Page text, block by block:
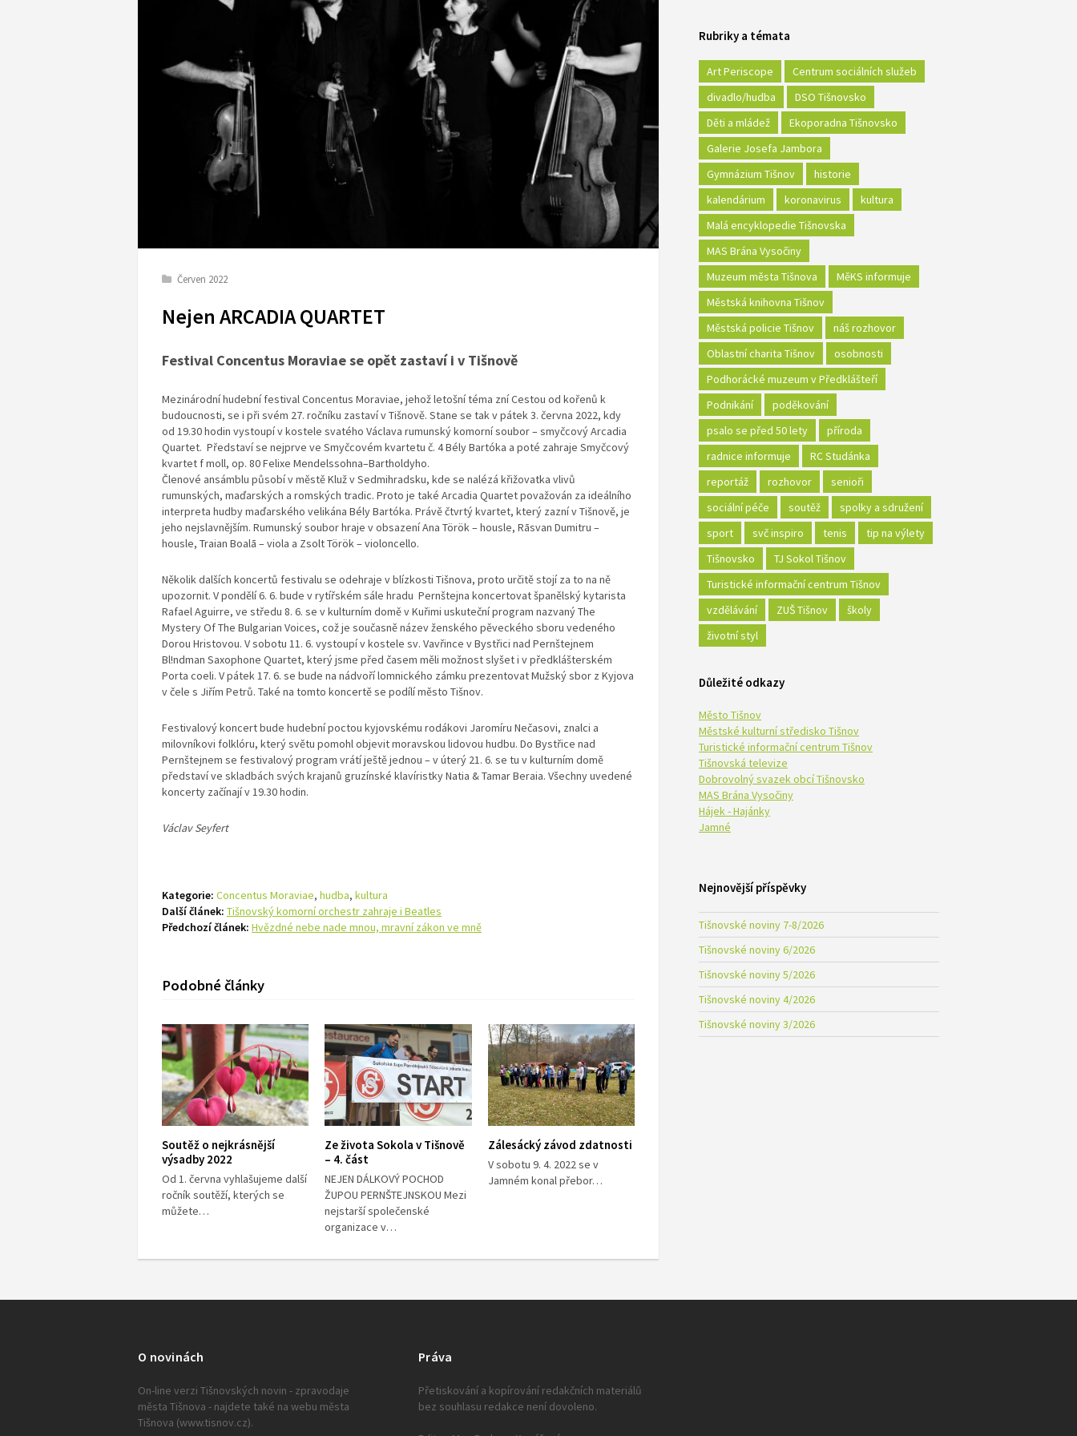
Červen 2022
Nejen ARCADIA QUARTET
Festival Concentus Moraviae se opět zastaví i v Tišnově
Mezinárodní hudební festival Concentus Moraviae, jehož letošní téma zní Cestou od kořenů k
budoucnosti, se i při svém 27. ročníku zastaví v Tišnově. Stane se tak v pátek 3. června 2022, kdy
od 19.30 hodin vystoupí v kostele svatého Václava rumunský komorní soubor – smyčcový Arcadia
Quartet. Představí se nejprve ve Smyčcovém kvartetu č. 4 Bély Bartóka a poté zahraje Smyčcový
kvartet f moll, op. 80 Felixe Mendelssohna–Bartholdyho.
Členové ansámblu působí v městě Kluž v Sedmihradsku, kde se nalézá křižovatka vlivů
rumunských, maďarských a romských tradic. Proto je také Arcadia Quartet považován za ideálního
interpreta hudby maďarského velikána Bély Bartóka. Právě čtvrtý kvartet, který zazní v Tišnově, je
jeho nejslavnějším. Rumunský soubor hraje v obsazení Ana Török – housle, Rāsvan Dumitru –
housle, Traian Boalā – viola a Zsolt Török – violoncello.
Několik dalších koncertů festivalu se odehraje v blízkosti Tišnova, proto určitě stojí za to na ně
upozornit. V pondělí 6. 6. bude v rytířském sále hradu Pernštejna koncertovat španělský kytarista
Rafael Aguirre, ve středu 8. 6. se v kulturním domě v Kuřimi uskuteční program nazvaný The
Mystery Of The Bulgarian Voices, což je současně název ženského pěveckého sboru vedeného
Dorou Hristovou. V sobotu 11. 6. vystoupí v kostele sv. Vavřince v Bystřici nad Pernštejnem
Bl!ndman Saxophone Quartet, který jsme před časem měli možnost slyšet i v předklášterském
Porta coeli. V pátek 17. 6. se bude na nádvoří lomnického zámku prezentovat Mužský sbor z Kyjova
v čele s Jiřím Petrů. Také na tomto koncertě se podílí město Tišnov.
Festivalový koncert bude hudební poctou kyjovskému rodákovi Jaromíru Nečasovi, znalci a
milovníkovi folklóru, který světu pomohl objevit moravskou lidovou hudbu. Do Bystřice nad
Pernštejnem se festivalový program vrátí ještě jednou – v úterý 21. 6. se tu v kulturním domě
představí ve skladbách svých krajanů gruzínské klavíristky Natia & Tamar Beraia. Všechny uvedené
koncerty začínají v 19.30 hodin.
Václav Seyfert
Kategorie: Concentus Moraviae, hudba, kultura
Další článek: Tišnovský komorní orchestr zahraje i Beatles
Předchozí článek: Hvězdné nebe nade mnou, mravní zákon ve mně
Podobné články
Soutěž o nejkrásnější
výsadby 2022
Od 1. června vyhlašujeme další
ročník soutěží, kterých se
můžete…
Ze života Sokola v Tišnově
– 4. část
NEJEN DÁLKOVÝ POCHOD
ŽUPOU PERNŠTEJNSKOU Mezi
nejstarší společenské
organizace v…
Zálesácký závod zdatnosti
V sobotu 9. 4. 2022 se v
Jamném konal přebor…
Rubriky a témata
Art Periscope
Centrum sociálních služeb
divadlo/hudba
DSO Tišnovsko
Děti a mládež
Ekoporadna Tišnovsko
Galerie Josefa Jambora
Gymnázium Tišnov
historie
kalendárium
koronavirus
kultura
Malá encyklopedie Tišnovska
MAS Brána Vysočiny
Muzeum města Tišnova
MěKS informuje
Městská knihovna Tišnov
Městská policie Tišnov
náš rozhovor
Oblastní charita Tišnov
osobnosti
Podhorácké muzeum v Předklášteří
Podnikání
poděkování
psalo se před 50 lety
příroda
radnice informuje
RC Studánka
reportáž
rozhovor
senioři
sociální péče
soutěž
spolky a sdružení
sport
svč inspiro tenis
tip na výlety
Tišnovsko
TJ Sokol Tišnov
Turistické informační centrum Tišnov
vzdělávání
ZUŠ Tišnov
školy
životní styl
Důležité odkazy
Město Tišnov
Městské kulturní středisko Tišnov
Turistické informační centrum Tišnov
Tišnovská televize
Dobrovolný svazek obcí Tišnovsko
MAS Brána Vysočiny
Hájek - Hajánky
Jamné
Nejnovější příspěvky
Tišnovské noviny 7-8/2026
Tišnovské noviny 6/2026
Tišnovské noviny 5/2026
Tišnovské noviny 4/2026
Tišnovské noviny 3/2026
O novinách
On-line verzi Tišnovských novin - zpravodaje
města Tišnova - najdete také na webu města
Tišnova (www.tisnov.cz).
Práva
Přetiskování a kopírování redakčních materiálů
bez souhlasu redakce není dovoleno.